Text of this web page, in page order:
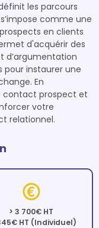
les parcours
comme une
en clients
d'acquérir des
d’argumentation
pour instaurer une
En
contact prospect et
votre
relationnel.
> 3 700€ HT
HT (Individuel)